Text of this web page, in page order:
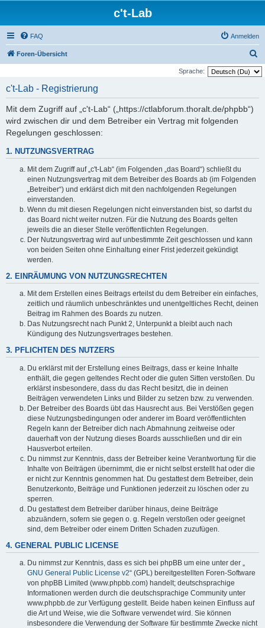
c't-Lab
FAQ Anmelden
Foren-Übersicht
u
Sprache:
c't-Lab - Registrierung
Mit dem Zugriff auf „c't-Lab“ („https://ctlabforum.thoralt.de/phpbb“)
wird zwischen dir und dem Betreiber ein Vertrag mit folgenden
Regelungen geschlossen:
1. NUTZUNGSVERTRAG
Mit dem Zugriff auf „c't-Lab“ (im Folgenden „das Board“) schließt du
einen Nutzungsvertrag mit dem Betreiber des Boards ab (im Folgenden
„Betreiber“) und erklärst dich mit den nachfolgenden Regelungen
einverstanden.
Wenn du mit diesen Regelungen nicht einverstanden bist, so darfst du
das Board nicht weiter nutzen. Für die Nutzung des Boards gelten
jeweils die an dieser Stelle veröffentlichten Regelungen.
Der Nutzungsvertrag wird auf unbestimmte Zeit geschlossen und kann
von beiden Seiten ohne Einhaltung einer Frist jederzeit gekündigt
werden.
2. EINRÄUMUNG VON NUTZUNGSRECHTEN
Mit dem Erstellen eines Beitrags erteilst du dem Betreiber ein einfaches,
zeitlich und räumlich unbeschränktes und unentgeltliches Recht, deinen
Beitrag im Rahmen des Boards zu nutzen.
Das Nutzungsrecht nach Punkt 2, Unterpunkt a bleibt auch nach
Kündigung des Nutzungsvertrages bestehen.
3. PFLICHTEN DES NUTZERS
Du erklärst mit der Erstellung eines Beitrags, dass er keine Inhalte
enthält, die gegen geltendes Recht oder die guten Sitten verstoßen. Du
erklärst insbesondere, dass du das Recht besitzt, die in deinen
Beiträgen verwendeten Links und Bilder zu setzen bzw. zu verwenden.
Der Betreiber des Boards übt das Hausrecht aus. Bei Verstößen gegen
diese Nutzungsbedingungen oder anderer im Board veröffentlichten
Regeln kann der Betreiber dich nach Abmahnung zeitweise oder
dauerhaft von der Nutzung dieses Boards ausschließen und dir ein
Hausverbot erteilen.
Du nimmst zur Kenntnis, dass der Betreiber keine Verantwortung für die
Inhalte von Beiträgen übernimmt, die er nicht selbst erstellt hat oder die
er nicht zur Kenntnis genommen hat. Du gestattest dem Betreiber, dein
Benutzerkonto, Beiträge und Funktionen jederzeit zu löschen oder zu
sperren.
Du gestattest dem Betreiber darüber hinaus, deine Beiträge
abzuändern, sofern sie gegen o. g. Regeln verstoßen oder geeignet
sind, dem Betreiber oder einem Dritten Schaden zuzufügen.
4. GENERAL PUBLIC LICENSE
Du nimmst zur Kenntnis, dass es sich bei phpBB um eine unter der „
GNU General Public License v2“ (GPL) bereitgestellten Foren-Software
von phpBB Limited (www.phpbb.com) handelt; deutschsprachige
Informationen werden durch die deutschsprachige Community unter
www.phpbb.de zur Verfügung gestellt. Beide haben keinen Einfluss auf
die Art und Weise, wie die Software verwendet wird. Sie können
insbesondere die Verwendung der Software für bestimmte Zwecke nicht